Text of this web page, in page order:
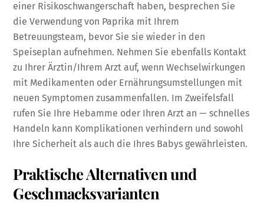
einer Risikoschwangerschaft haben, besprechen Sie
die Verwendung von Paprika mit Ihrem
Betreuungsteam, bevor Sie sie wieder in den
Speiseplan aufnehmen. Nehmen Sie ebenfalls Kontakt
zu Ihrer Ärztin/Ihrem Arzt auf, wenn Wechselwirkungen
mit Medikamenten oder Ernährungsumstellungen mit
neuen Symptomen zusammenfallen. Im Zweifelsfall
rufen Sie Ihre Hebamme oder Ihren Arzt an — schnelles
Handeln kann Komplikationen verhindern und sowohl
Ihre Sicherheit als auch die Ihres Babys gewährleisten.
Praktische Alternativen und
Geschmacksvarianten